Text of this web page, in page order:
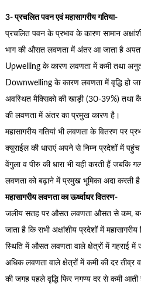
3- प्रचलित पवन एवं महासागरीय गतिया-
प्रचलित पवन के प्रभाव के कारण सामान
भाग की औसत लवणता में अंतर आ जाता है अपतट
Upwelling के कारण लवणता में कमी तथा
Downwelling के कारण लवणता में वृद्धि हो
अवस्थित मैक्सिको की खाड़ी (30-39%) तथा
की लवणता में अंतर का प्रमुख कारण है।
महासागरीय गतियां भी लवणता के वितरण पर
क्युराईल की धाराएं अपने से निम्न प्रदेशों में
वेंगुला व पीरु की धारा भी यही करती हैं जबकि
लवणता को बढ़ाने में प्रमुख भूमिका अदा करती
महासागरीय लवणता का ऊर्ध्वाधर वितरण-
जलीय सतह पर औसत लवणता औसत से कम,
जाता है कि सभी अक्षांशीय प्रदेशों में
स्थिति में औसत लवणता वाले क्षेत्रों में गहराई
अधिक लवणता वाले क्षेत्रों में कमी की दर
की जगह पहले वृद्धि फिर नगण्य दर से कमी